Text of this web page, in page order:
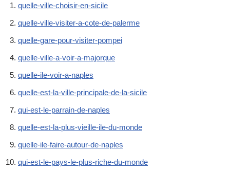
quelle-ville-choisir-en-sicile
quelle-ville-visiter-a-cote-de-palerme
quelle-gare-pour-visiter-pompei
quelle-ville-a-voir-a-majorque
quelle-ile-voir-a-naples
quelle-est-la-ville-principale-de-la-sicile
qui-est-le-parrain-de-naples
quelle-est-la-plus-vieille-ile-du-monde
quelle-ile-faire-autour-de-naples
qui-est-le-pays-le-plus-riche-du-monde